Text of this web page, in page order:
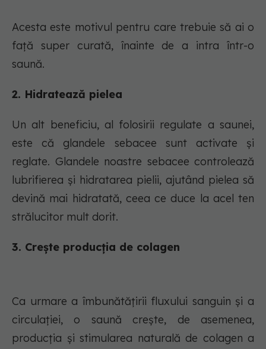
Acesta este motivul pentru care trebuie să ai o
față super curată, înainte de a intra într-o
saună.
2. Hidratează pielea
Un alt beneficiu, al folosirii regulate a saunei,
este că glandele sebacee sunt activate și
reglate. Glandele noastre sebacee controlează
lubrifierea și hidratarea pielii, ajutând pielea să
devină mai hidratată, ceea ce duce la acel ten
strălucitor mult dorit.
3. Crește producția de colagen
Ca urmare a îmbunătățirii fluxului sanguin și a
circulației, o saună crește, de asemenea,
producția și stimularea naturală de colagen a